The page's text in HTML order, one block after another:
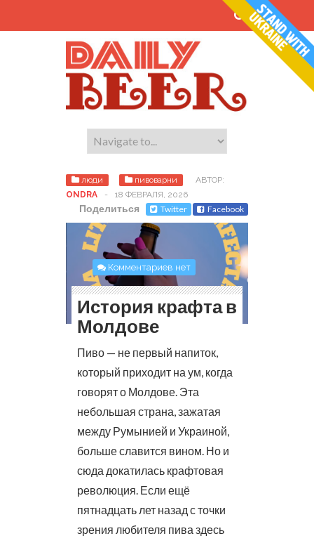
люди пивоварни
АВТОР:
ONDRA
- 18 ФЕВРАЛЯ, 2026
Поделиться Twitter Facebook
Комментариев нет
История крафта в
Молдове
Пиво — не первый напиток,
который приходит на ум, когда
говорят о Молдове. Эта
небольшая страна, зажатая
между Румынией и Украиной,
больше славится вином. Но и
сюда докатилась крафтовая
революция. Если ещё
пятнадцать лет назад с точки
зрения любителя пива здесь